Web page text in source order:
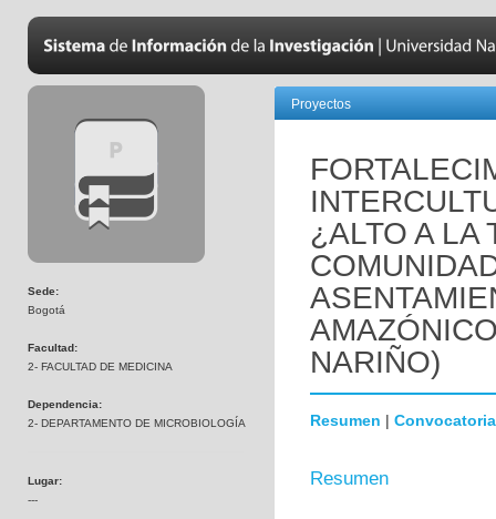
Sede:
Bogotá
Facultad:
2- FACULTAD DE MEDICINA
Dependencia:
2- DEPARTAMENTO DE MICROBIOLOGÍA
Lugar:
---
Proyectos
¿ALTO A LA
NARIÑO)
Resumen | Convocatoria
Resumen